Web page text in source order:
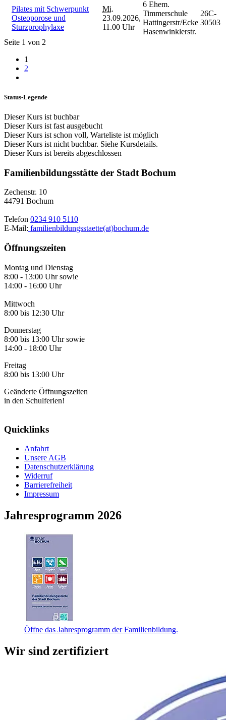
Pilates mit Schwerpunkt
Osteoporose und
Sturzprophylaxe
Mi.
23.09.2026,
11.00 Uhr
6 Ehem.
Timmerschule
Hattingerstr/Ecke
Hasenwinklerstr.
26C-
30503
Seite 1 von 2
1
2
Status-Legende
Dieser Kurs ist buchbar
Dieser Kurs ist fast ausgebucht
Dieser Kurs ist schon voll, Warteliste ist möglich
Dieser Kurs ist nicht buchbar. Siehe Kursdetails.
Dieser Kurs ist bereits abgeschlossen
Familienbildungsstätte der Stadt Bochum
Zechenstr. 10
44791 Bochum
Telefon 0234 910 5110
E-Mail: familienbildungsstaette(at)bochum.de
Öffnungszeiten
Montag und Dienstag
8:00 - 13:00 Uhr sowie
14:00 - 16:00 Uhr
Mittwoch
8:00 bis 12:30 Uhr
Donnerstag
8:00 bis 13:00 Uhr sowie
14:00 - 18:00 Uhr
Freitag
8:00 bis 13:00 Uhr
Geänderte Öffnungszeiten
in den Schulferien!
Quicklinks
Anfahrt
Unsere AGB
Datenschutzerklärung
Widerruf
Barrierefreiheit
Impressum
Jahresprogramm 2026
Öffne das Jahresprogramm der Familienbildung.
Wir sind zertifiziert